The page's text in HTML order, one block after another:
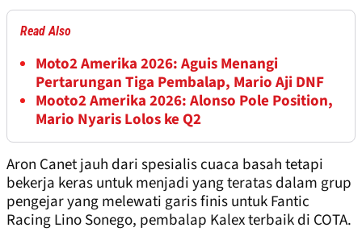
Read Also
Moto2 Amerika 2026: Aguis Menangi
Pertarungan Tiga Pembalap, Mario Aji DNF
Mooto2 Amerika 2026: Alonso Pole Position,
Mario Nyaris Lolos ke Q2
Aron Canet jauh dari spesialis cuaca basah tetapi
bekerja keras untuk menjadi yang teratas dalam grup
pengejar yang melewati garis finis untuk Fantic
Racing Lino Sonego, pembalap Kalex terbaik di COTA.